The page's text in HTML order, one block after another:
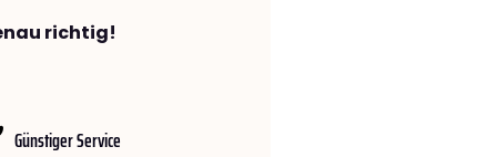
richtig!
Günstiger Service